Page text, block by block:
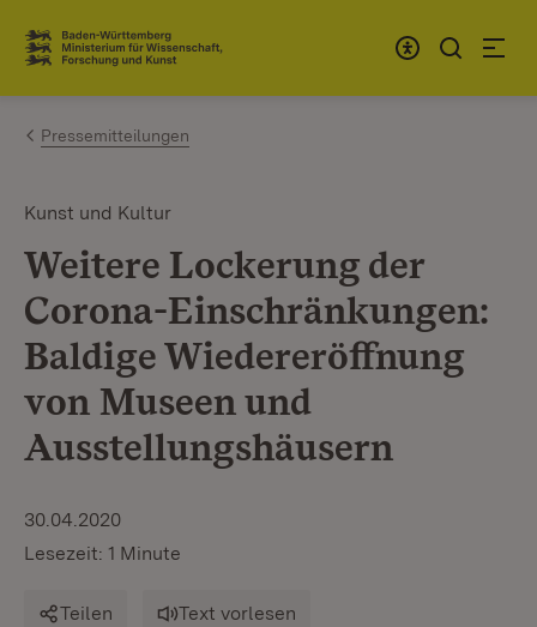
Zum Inhalt springen
Link zur Startseite
Pressemitteilungen
Kunst und Kultur
Weitere Lockerung der
Corona-Einschränkungen:
Baldige Wiedereröffnung
von Museen und
Ausstellungshäusern
30.04.2020
Lesezeit: 1 Minute
Teilen Text vorlesen